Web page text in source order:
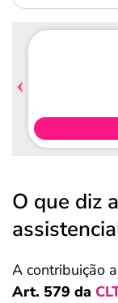
O que diz
A contribuição
Art. 579 da